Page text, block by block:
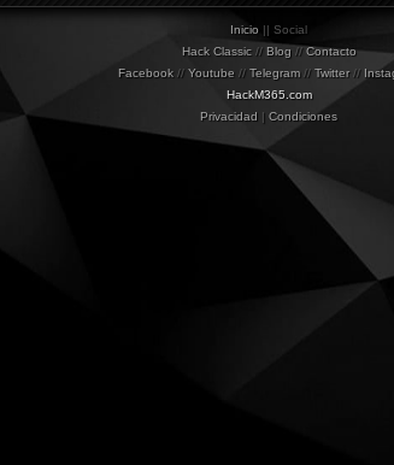
Inicio || Social
Hack Classic// Blog// Contacto
Facebook // Youtube // Telegram// Twitter//
HackM365.com
Privacidad | Condiciones